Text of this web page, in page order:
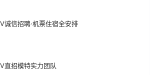
诚信招聘·机票住宿全安排
直招模特实力团队